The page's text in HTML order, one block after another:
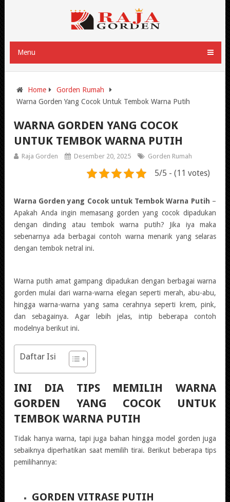
Menu
Home
Gorden Rumah
Warna Gorden Yang Cocok Untuk Tembok Warna Putih
WARNA GORDEN YANG COCOK
UNTUK TEMBOK WARNA PUTIH
Raja Gorden Desember 20, 2025 Gorden Rumah
5/5 - (11 votes)
Warna Gorden yang Cocok untuk Tembok Warna Putih –
Apakah Anda ingin memasang gorden yang cocok dipadukan
dengan dinding atau tembok warna putih? Jika iya maka
sebenarnya ada berbagai contoh warna menarik yang selaras
dengan tembok netral ini.
Warna putih amat gampang dipadukan dengan berbagai warna
gorden mulai dari warna-warna elegan seperti merah, abu-abu,
hingga warna-warna yang sama cerahnya seperti krem, pink,
dan sebagainya. Agar lebih jelas, intip beberapa contoh
modelnya berikut ini.
Daftar Isi
INI DIA TIPS MEMILIH WARNA
GORDEN YANG COCOK UNTUK
TEMBOK WARNA PUTIH
Tidak hanya warna, tapi juga bahan hingga model gorden juga
sebaiknya diperhatikan saat memilih tirai. Berikut beberapa tips
pemilihannya:
GORDEN VITRASE PUTIH